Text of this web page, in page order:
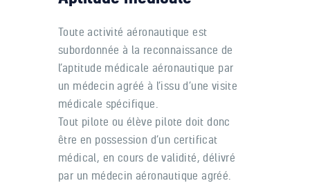
Toute activité aéronautique est
subordonnée à la reconnaissance de
l’aptitude médicale aéronautique par
un médecin agréé à l’issu d’une visite
médicale spécifique.
Tout pilote ou élève pilote doit donc
être en possession d’un certificat
médical, en cours de validité, délivré
par un médecin aéronautique agréé.